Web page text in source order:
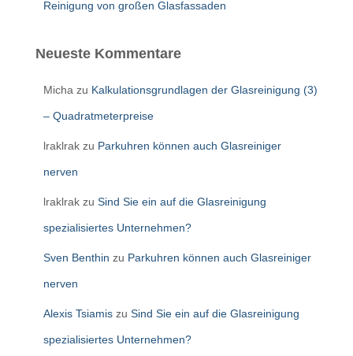
Reinigung von großen Glasfassaden
Neueste Kommentare
Micha zu Kalkulationsgrundlagen der Glasreinigung (3)
– Quadratmeterpreise
lraklrak zu Parkuhren können auch Glasreiniger
nerven
lraklrak zu Sind Sie ein auf die Glasreinigung
spezialisiertes Unternehmen?
Sven Benthin zu Parkuhren können auch Glasreiniger
nerven
Alexis Tsiamis zu Sind Sie ein auf die Glasreinigung
spezialisiertes Unternehmen?